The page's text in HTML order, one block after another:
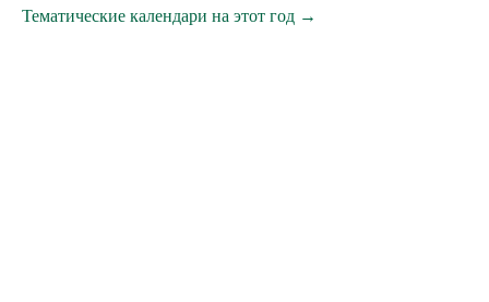
Тематические календари на этот год →